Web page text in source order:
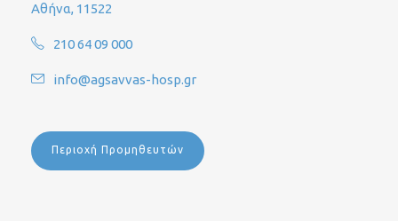
Αθήνα, 11522
210 64 09 000
info@agsavvas-hosp.gr
Περιοχή Προμηθευτών